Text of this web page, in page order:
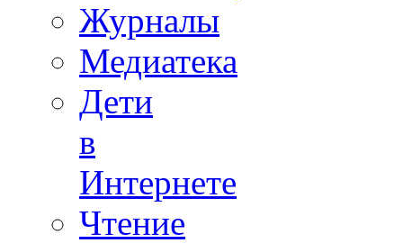
Журналы
Медиатека
Дети
в
Интернете
Чтение